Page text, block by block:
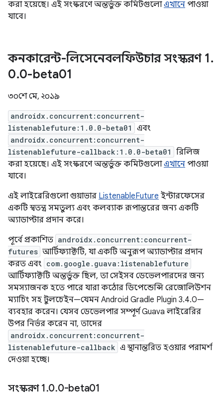
করা হয়েছে। এই সংস্করণে অন্তর্ভুক্ত কমিটগুলোএখানে পাওয়া
যাবে।
কনকারেন্ট-লিসেনেবলফিউচার সংস্করণ 1.
0.0-beta01
৩০শে মে, ২০১৯
androidx.concurrent:concurrent-
listenablefuture:1.0.0-beta01
এবং
androidx.concurrent:concurrent-
listenablefuture-callback:1.0.0-beta01
রিলিজ
করা হয়েছে। এই সংস্করণে অন্তর্ভুক্ত কমিটগুলোএখানে পাওয়া
যাবে।
এই লাইব্রেরিগুলো গুয়াভার ListenableFuture ইন্টারফেসের
একটি স্বতন্ত্র সমতুল্য এবং কলব্যাক রূপান্তরের জন্য একটি
অ্যাডাপ্টার প্রদান করে।
পূর্বে প্রকাশিত androidx.concurrent:concurrent-
futures আর্টিফ্যাক্টটি, যা একটি অনুরূপ অ্যাডাপ্টার প্রদান
করত এবং com.google.guava:listenablefuture
আর্টিফ্যাক্টটি অন্তর্ভুক্ত ছিল, তা সেইসব ডেভেলপারদের জন্য
সমস্যাজনক হতে পারে যারা কঠোর ডিপেন্ডেন্সি রেজোলিউশন
ম্যাচিং সহ টুলচেইন—যেমন Android Gradle Plugin 3.4.0—
ব্যবহার করেন। যেসব ডেভেলপার সম্পূর্ণ Guava লাইব্রেরির
উপর নির্ভর করেন না, তাদের
androidx.concurrent:concurrent-
listenablefuture-callback এ স্থানান্তরিত হওয়ার পরামর্শ
দেওয়া হচ্ছে।
সংস্করণ 1.0.0-beta01